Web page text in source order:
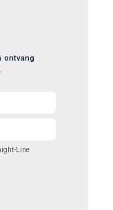
ontvang
Line